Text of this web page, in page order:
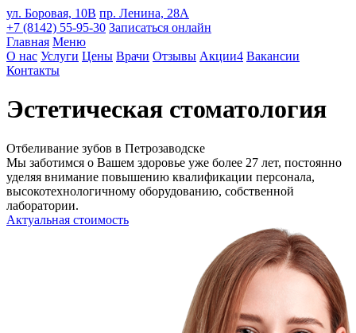
ул. Боровая, 10В пр. Ленина, 28А
+7 (8142) 55-95-30 Записаться онлайн
Главная Меню
О нас Услуги Цены Врачи Отзывы Акции4 Вакансии
Контакты
Эстетическая стоматология
Отбеливание зубов в Петрозаводске
Мы заботимся о Вашем здоровье уже более 27 лет, постоянно
уделяя внимание повышению квалификации персонала,
высокотехнологичному оборудованию, собственной
лаборатории.
Актуальная стоимость